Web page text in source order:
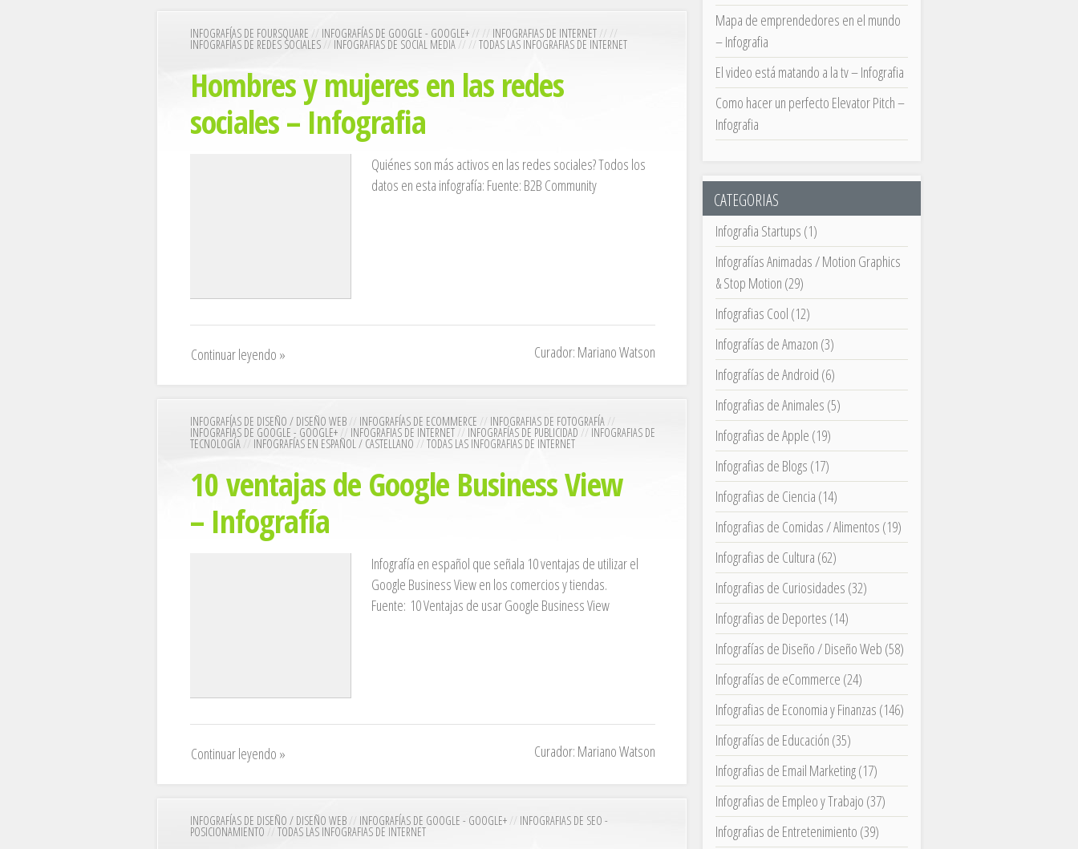
INFOGRAFÍAS DE FOURSQUARE // INFOGRAFÍAS DE GOOGLE - GOOGLE+ // // INFOGRAFIAS DE INTERNET // //
INFOGRAFÍAS DE REDES SOCIALES // INFOGRAFIAS DE SOCIAL MEDIA // // TODAS LAS INFOGRAFIAS DE INTERNET
Hombres y mujeres en las redes
sociales – Infografia
Quiénes son más activos en las redes sociales? Todos los
datos en esta infografía: Fuente: B2B Community
Continuar leyendo » Curador: Mariano Watson
INFOGRAFÍAS DE DISEÑO / DISEÑO WEB // INFOGRAFÍAS DE ECOMMERCE // INFOGRAFIAS DE FOTOGRAFÍA //
INFOGRAFÍAS DE GOOGLE - GOOGLE+ // INFOGRAFIAS DE INTERNET // INFOGRAFÍAS DE PUBLICIDAD // INFOGRAFIAS DE
TECNOLOGÍA // INFOGRAFÍAS EN ESPAÑOL / CASTELLANO // TODAS LAS INFOGRAFIAS DE INTERNET
10 ventajas de Google Business View
– Infografía
Infografía en español que señala 10 ventajas de utilizar el
Google Business View en los comercios y tiendas.
Fuente: 10 Ventajas de usar Google Business View
Continuar leyendo » Curador: Mariano Watson
INFOGRAFÍAS DE DISEÑO / DISEÑO WEB // INFOGRAFÍAS DE GOOGLE - GOOGLE+ // INFOGRAFIAS DE SEO -
POSICIONAMIENTO // TODAS LAS INFOGRAFIAS DE INTERNET
Mapa de emprendedores en el mundo
– Infografia
El video está matando a la tv – Infografia
Como hacer un perfecto Elevator Pitch –
Infografia
CATEGORIAS
Infografia Startups (1)
Infografías Animadas / Motion Graphics
& Stop Motion (29)
Infografias Cool (12)
Infografías de Amazon (3)
Infografías de Android (6)
Infografias de Animales (5)
Infografias de Apple (19)
Infografias de Blogs (17)
Infografias de Ciencia (14)
Infografias de Comidas / Alimentos (19)
Infografias de Cultura (62)
Infografias de Curiosidades (32)
Infografias de Deportes (14)
Infografías de Diseño / Diseño Web (58)
Infografías de eCommerce (24)
Infografias de Economia y Finanzas (146)
Infografías de Educación (35)
Infografias de Email Marketing(17)
Infografias de Empleo y Trabajo (37)
Infografias de Entretenimiento (39)